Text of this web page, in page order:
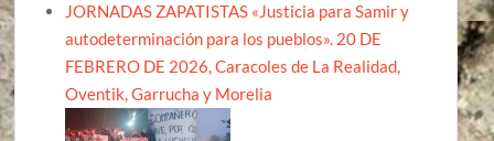
JORNADAS ZAPATISTAS «Justicia para Samir y
autodeterminación para los pueblos». 20 DE
FEBRERO DE 2026, Caracoles de La Realidad,
Oventik, Garrucha y Morelia